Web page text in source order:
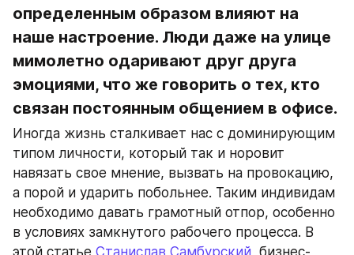
определенным образом влияют на
наше настроение. Люди даже на улице
мимолетно одаривают друг друга
эмоциями, что же говорить о тех, кто
связан постоянным общением в офисе.
Иногда жизнь сталкивает нас с доминирующим
типом личности, который так и норовит
навязать свое мнение, вызвать на провокацию,
а порой и ударить побольнее. Таким индивидам
необходимо давать грамотный отпор, особенно
в условиях замкнутого рабочего процесса. В
этой статье Станислав Самбурский, бизнес-